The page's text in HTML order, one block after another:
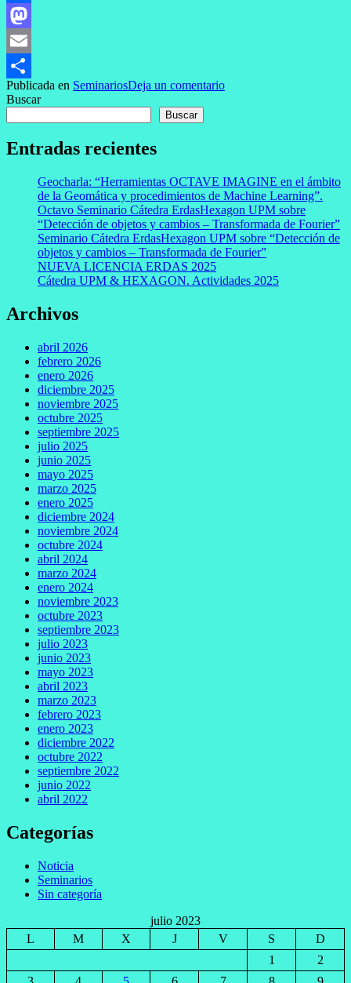
Facebook
Mastodon
Email
Compartir
Publicada en SeminariosDeja un comentario
Buscar
Buscar
Entradas recientes
Geocharla: “Herramientas OCTAVE IMAGINE en el ámbito
de la Geomática y procedimientos de Machine Learning”.
Octavo Seminario Cátedra ErdasHexagon UPM sobre
“Detección de objetos y cambios – Transformada de Fourier”
Seminario Cátedra ErdasHexagon UPM sobre “Detección de
objetos y cambios – Transformada de Fourier”
NUEVA LICENCIA ERDAS 2025
Cátedra UPM & HEXAGON. Actividades 2025
Archivos
abril 2026
febrero 2026
enero 2026
diciembre 2025
noviembre 2025
octubre 2025
septiembre 2025
julio 2025
junio 2025
mayo 2025
marzo 2025
enero 2025
diciembre 2024
noviembre 2024
octubre 2024
abril 2024
marzo 2024
enero 2024
noviembre 2023
octubre 2023
septiembre 2023
julio 2023
junio 2023
mayo 2023
abril 2023
marzo 2023
febrero 2023
enero 2023
diciembre 2022
octubre 2022
septiembre 2022
junio 2022
abril 2022
Categorías
Noticia
Seminarios
Sin categoría
julio 2023
L
M X J V S
D
1
2